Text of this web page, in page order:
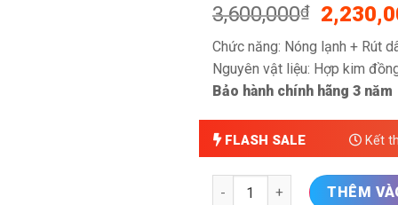
3,600,000₫
Giá
gốc
là:
Chức năng: Nóng lạnh + Rút
Nguyên vật liệu: Hợp kim
Bảo hành chính hãng 3 năm
FLASH SALE Kết
Vòi rửa bát Sensuto S046 số
THÊM